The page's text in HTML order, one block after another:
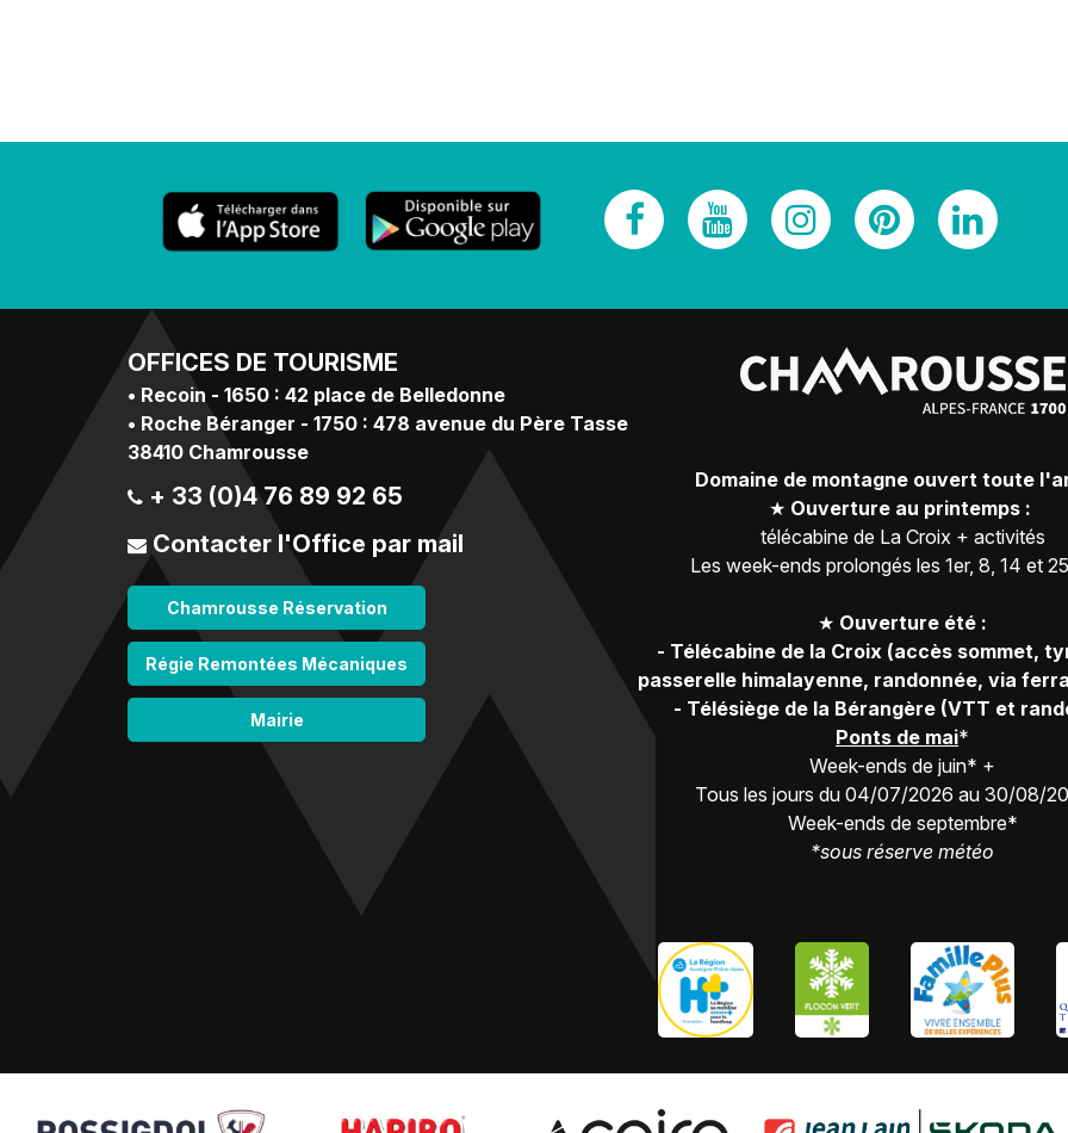
OFFICES DE TOURISME
• Recoin - 1650 : 42 place de Belledonne
• Roche Béranger - 1750 : 478 avenue du Père Tasse
38410 Chamrousse
+ 33 (0)4 76 89 92 65
Contacter l'Office par mail
Chamrousse Réservation
Régie Remontées Mécaniques
Mairie
Domaine de montagne ouvert toute
★ Ouverture au printemps :
télécabine de La Croix + activités
Les week-ends prolongés les 1er, 8, 14 et
★ Ouverture été :
- Télécabine de la Croix (accès sommet,
passerelle himalayenne, randonnée, via
- Télésiège de la Bérangère (VTT et
Ponts de mai*
Week-ends de juin* +
Tous les jours du 04/07/2026 au 30/08/
Week-ends de septembre*
*sous réserve météo